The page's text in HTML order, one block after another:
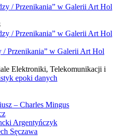
/ Przenikania” w Galerii Art Hol
Elektroniki, Telekomunikacji i
epoki danych
– Charles Mingus
Argentyńczyk
Sęczawa